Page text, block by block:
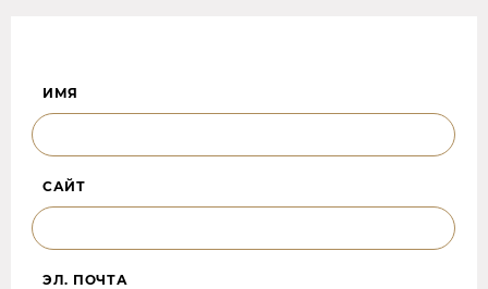
ИМЯ
САЙТ
ЭЛ. ПОЧТА